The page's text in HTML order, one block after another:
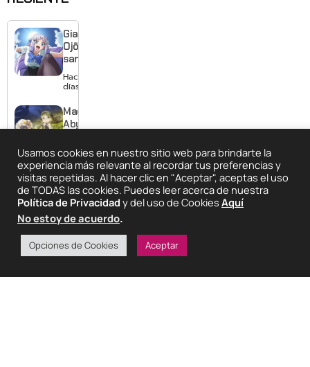
Giant
Ojō-
sama
revela
visual y
estreno
para
enero de
2027
Hace 3
días
Made in
Abyss:
Shinpi
revela
nuevo
tráiler,
reparto y
tema
musical
Hace 3 días
Minecraft
llega a
Switch 2
con
gráficos
y mucho
Hace 3 días
Rockstar
mostrará
Usamos cookies en nuestro sitio web para brindarte la
experiencia más relevante al recordar tus preferencias y
visitas repetidas. Al hacer clic en "Aceptar", aceptas el uso
de TODAS las cookies. Puedes leer acerca de nuestra
Política de Privacidad y del uso de Cookies Aquí
No estoy de acuerdo.
Opciones de Cookies Aceptar